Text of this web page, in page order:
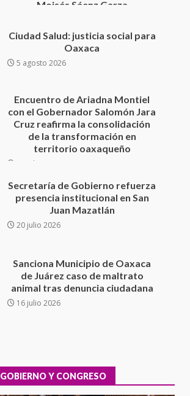
con el Gobernador Salomón Jara
Cruz reafirma la consolidación
de la transformación en
Secretaría de Gobierno refuerza
presencia institucional en San
Juan Mazatlán
20 julio 2026
Sanciona Municipio de Oaxaca
de Juárez caso de maltrato
animal tras denuncia ciudadana
16 julio 2026
California; FGR lo investiga por
presuntos delitos de
delincuencia organizada y
contrabando
Xanica: Jesús Romero
7 agosto 2026
GOBIERNO Y CONGRESO